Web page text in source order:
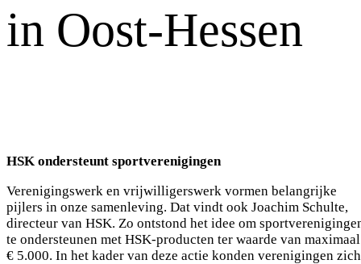
in Oost-Hessen
HSK ondersteunt sportverenigingen
Verenigingswerk en vrijwilligerswerk vormen belangrijke
pijlers in onze samenleving. Dat vindt ook Joachim Schulte,
directeur van HSK. Zo ontstond het idee om
te ondersteunen met HSK-producten ter waarde van maximaal
€ 5.000. In het kader van deze actie konden verenigingen zich